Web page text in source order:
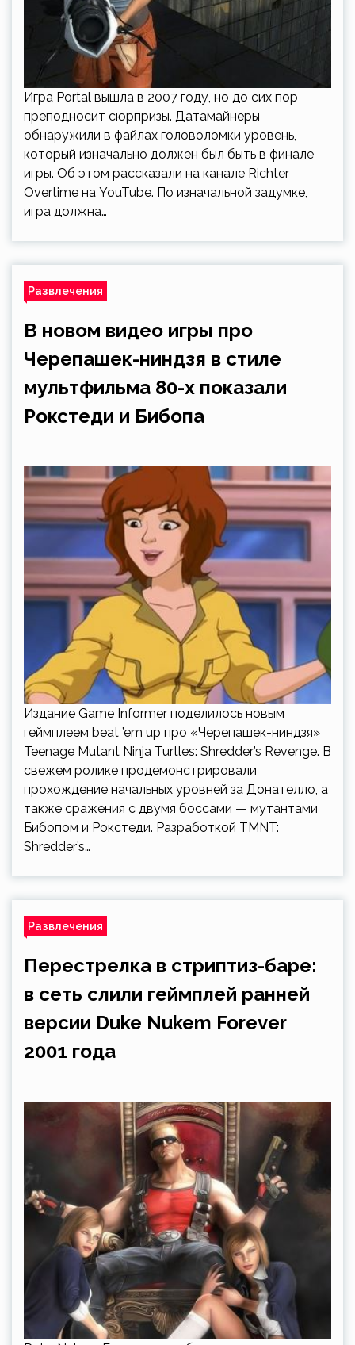
Игра Portal вышла в 2007 году, но до сих пор
преподносит сюрпризы. Датамайнеры
обнаружили в файлах головоломки уровень,
который изначально должен был быть в финале
игры. Об этом рассказали на канале Richter
Overtime на YouTube. По изначальной задумке,
игра должна…
Развлечения
В новом видео игры про
Черепашек-ниндзя в стиле
мультфильма 80-х показали
Рокстеди и Бибопа
Издание Game Informer поделилось новым
геймплеем beat ’em up про «Черепашек-ниндзя»
Teenage Mutant Ninja Turtles: Shredder’s Revenge. В
свежем ролике продемонстрировали
прохождение начальных уровней за Донателло, а
также сражения с двумя боссами — мутантами
Бибопом и Рокстеди. Разработкой TMNT:
Shredder’s…
Развлечения
Перестрелка в стриптиз-баре:
в сеть слили геймплей ранней
версии Duke Nukem Forever
2001 года